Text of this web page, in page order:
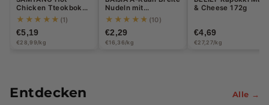
Chicken Tteokbokki
Carbonara 179g
★★★★★ (1)
€5,19
€28,99/kg
Nudeln mit
Sesampaste 140g
★★★★★ (10)
€2,29
€16,36/kg
& Cheese 172g
€4,69
€27,27/kg
Entdecken Alle →